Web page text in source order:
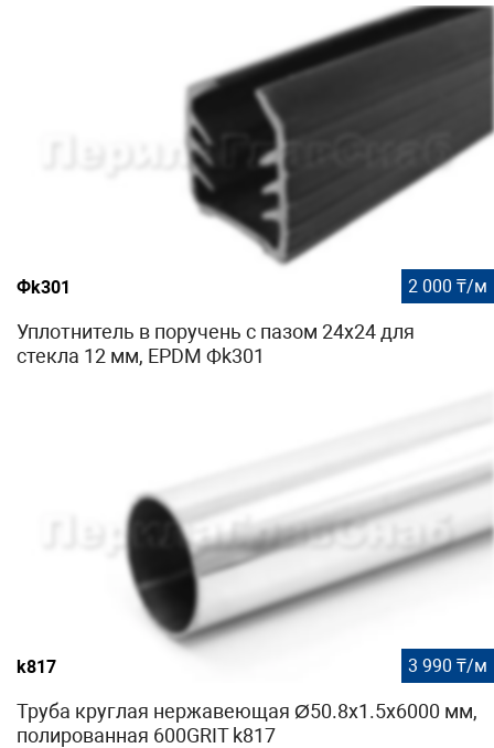
Фk301 2 000 ₸/м
Уплотнитель в поручень с пазом 24х24 для
стекла 12 мм, EPDM Фk301
k817 3 990 ₸/м
Труба круглая нержавеющая Ø50.8х1.5х6000 мм,
полированная 600GRIT k817